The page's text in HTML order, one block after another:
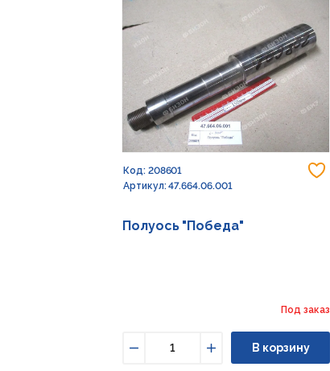
Код: 208601
Артикул: 47.664.06.001
Полуось "Победа"
Под заказ
Увеличить
В корзину